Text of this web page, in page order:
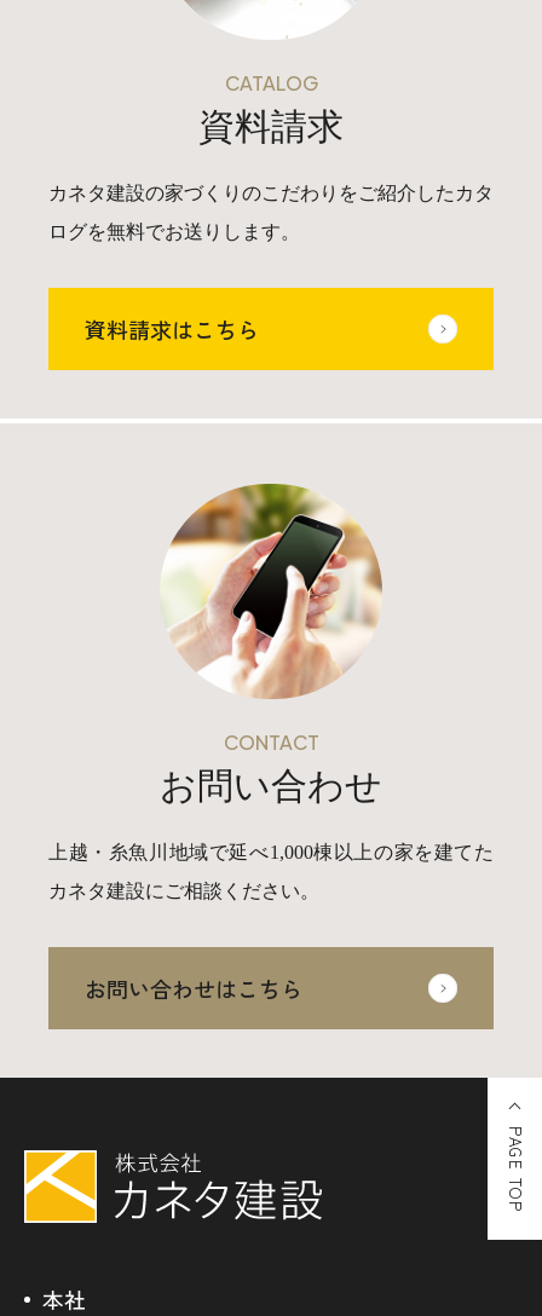
CATALOG
資料請求
カネタ建設の家づくりのこだわりをご紹介したカタ
ログを無料でお送りします。
資料請求はこちら
CONTACT
お問い合わせ
上越・糸魚川地域で延べ1,000棟以上の家を建てた
カネタ建設にご相談ください。
お問い合わせはこちら
本社
PAGE TOP